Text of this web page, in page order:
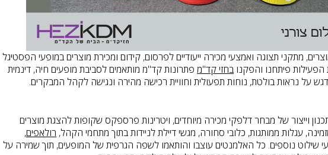
מתקני תצוגה ואמצעי מכירה ייעודיים לפרסום, קידום ומכירת מוצרים במופעי הפסטיגל
פיתחנו והפקנו בחזי קד"מ פתרונות קד"מ מותאמים לסביבת מופעים חיה, דינמית
על נראות בולטת, נוחות תפעולית וחוויית רכישה מהירה ונגישה לקהל המבקרים.
וייצור של מבחר דלפקי מכירה מיוחדים, ויטרינות פרספקס שקופות להצגת מוצרים
עגלות ממותגות, כלובי סחורה, מגשי דיילת לניידות בתוך מתחמי הקהל, רולאפים,
שילוט נוספים. כל האלמנטים עוצבו והותאמו לשפה הגרפית של המופעים, תוך שמירה על